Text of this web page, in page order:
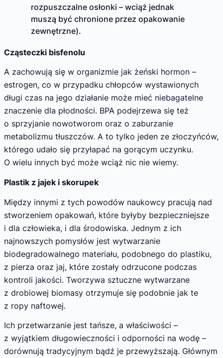
rozpuszczalne osłonki – wciąż jednak
muszą być chronione przez opakowanie
zewnętrzne).
Cząsteczki bisfenolu
A zachowują się w organizmie jak żeński hormon –
estrogen, co w przypadku chłopców wystawionych
długi czas na jego działanie może mieć niebagatelne
znaczenie dla płodności. BPA podejrzewa się też
o sprzyjanie nowotworom oraz o zaburzanie
metabolizmu tłuszczów. A to tylko jeden ze złoczyńców,
którego udało się przyłapać na gorącym uczynku.
O wielu innych być może wciąż nic nie wiemy.
Plastik z jajek i skorupek
Między innymi z tych powodów naukowcy pracują nad
stworzeniem opakowań, które byłyby bezpieczniejsze
i dla człowieka, i dla środowiska. Jednym z ich
najnowszych pomysłów jest wytwarzanie
biodegradowalnego materiału, podobnego do plastiku,
z pierza oraz jaj, które zostały odrzucone podczas
kontroli jakości. Tworzywa sztuczne wytwarzane
z drobiowej biomasy otrzymuje się podobnie jak te
z ropy naftowej.
Ich przetwarzanie jest tańsze, a właściwości –
z wyjątkiem długowieczności i odporności na wodę –
dorównują tradycyjnym bądź je przewyższają. Głównym